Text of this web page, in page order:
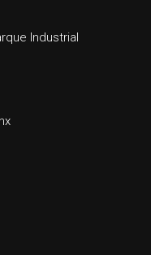
Industrial